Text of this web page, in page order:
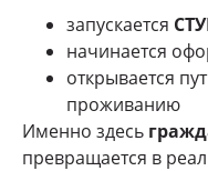
запускается
начинается
открывается
проживанию
Именно здесь
превращается в